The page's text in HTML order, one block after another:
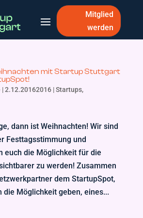
Mitglied
werden
mit Startup Stuttgart
|2.12.20162016|Startups,
dann ist Weihnachten! Wir sind
Festtagsstimmung und
euch die Möglichkeit für die
zu werden! Zusammen
dem StartupSpot,
die Möglichkeit geben, eines...